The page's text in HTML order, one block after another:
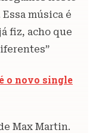
música é
fiz, acho que
o novo single
Max Martin.